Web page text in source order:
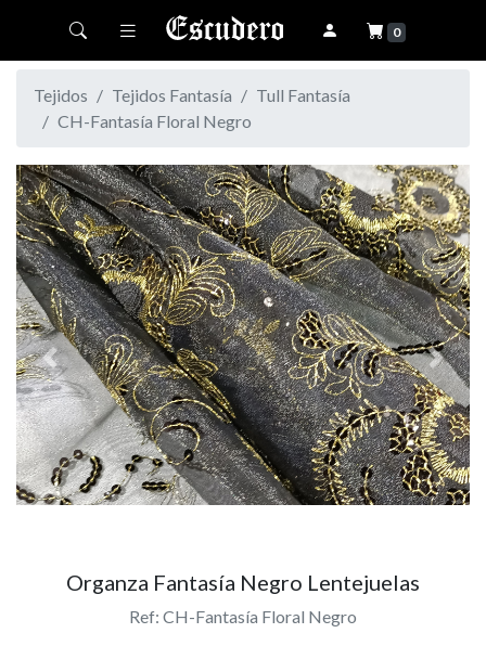
Toggle navigation 0
Tejidos Tejidos Fantasía
Tull Fantasía
CH-Fantasía Floral Negro
Previous Next
Organza Fantasía Negro Lentejuelas
Ref: CH-Fantasía Floral Negro